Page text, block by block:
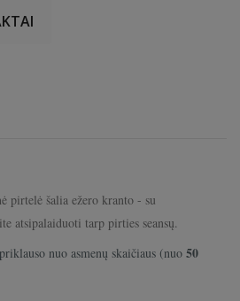
pirtelė šalia ežero kranto - su
atsipalaiduoti tarp pirties seansų.
nuo asmenų skaičiaus (nuo 50